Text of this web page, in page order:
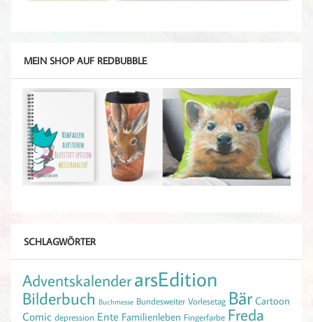
MEIN SHOP AUF REDBUBBLE
SCHLAGWÖRTER
AdventskalenderarsEdition
Bilderbuch Buchmesse Bundesweiter Vorlesetag Bär Cartoon
Comic depression Ente Familienleben Fingerfarbe Freda